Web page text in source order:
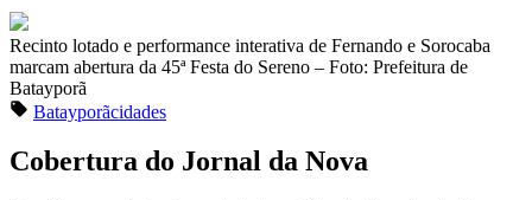
Recinto lotado e performance interativa de Fernando e Sorocaba
marcam abertura da 45ª Festa do Sereno – Foto: Prefeitura de
Batayporã
Batayporãcidades
Cobertura do Jornal da Nova